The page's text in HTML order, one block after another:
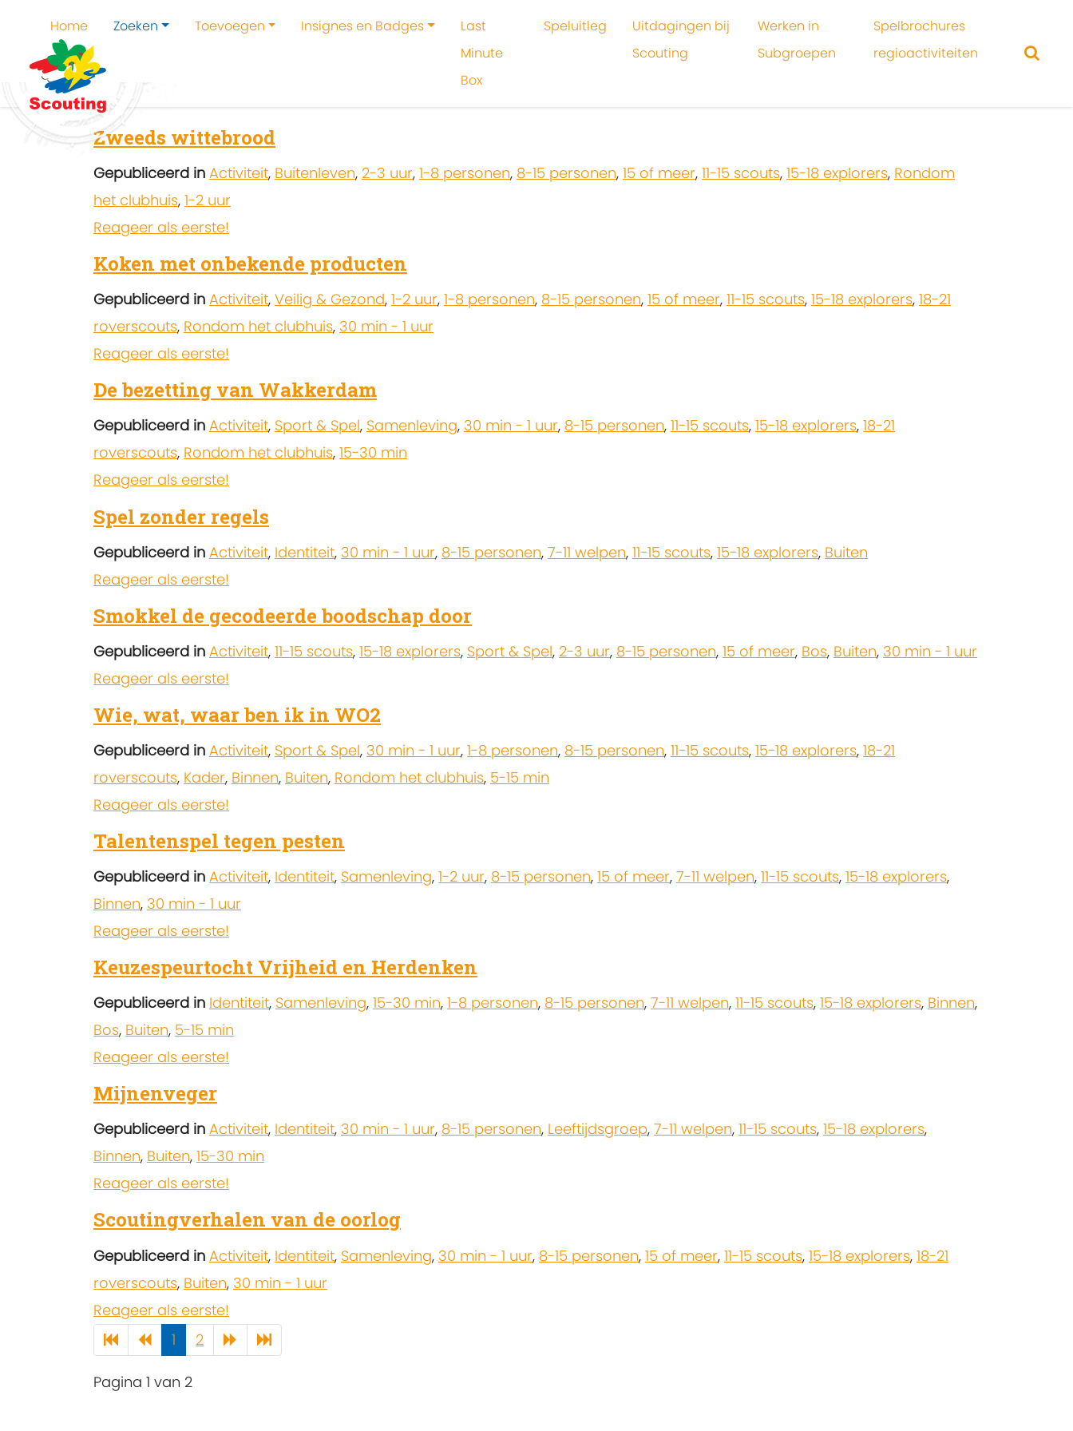
Home Zoeken Toevoegen Insignes en Badges
Last
Minute
Box
Speluitleg
Uitdagingen bij
Scouting
Werken in
Subgroepen
Spelbrochures
regioactiviteiten
Home Janneke Bruins
Zweeds wittebrood
Gepubliceerd in Activiteit, Buitenleven, 2-3 uur, 1-8 personen, 8-15 personen, 15 of meer, 11-15 scouts, 15-18 explorers, Rondom
het clubhuis, 1-2 uur
Reageer als eerste!
Koken met onbekende producten
Gepubliceerd in Activiteit, Veilig & Gezond, 1-2 uur, 1-8 personen, 8-15 personen, 15 of meer, 11-15 scouts, 15-18 explorers, 18-21
roverscouts, Rondom het clubhuis, 30 min - 1 uur
Reageer als eerste!
De bezetting van Wakkerdam
Gepubliceerd in Activiteit, Sport & Spel, Samenleving, 30 min - 1 uur, 8-15 personen, 11-15 scouts, 15-18 explorers, 18-21
roverscouts, Rondom het clubhuis, 15-30 min
Reageer als eerste!
Spel zonder regels
Gepubliceerd in Activiteit, Identiteit, 30 min - 1 uur, 8-15 personen, 7-11 welpen, 11-15 scouts, 15-18 explorers, Buiten
Reageer als eerste!
Smokkel de gecodeerde boodschap door
Gepubliceerd in Activiteit, 11-15 scouts, 15-18 explorers, Sport & Spel, 2-3 uur, 8-15 personen, 15 of meer, Bos, Buiten, 30 min - 1 uur
Reageer als eerste!
Wie, wat, waar ben ik in WO2
Gepubliceerd in Activiteit, Sport & Spel, 30 min - 1 uur, 1-8 personen, 8-15 personen, 11-15 scouts, 15-18 explorers, 18-21
roverscouts, Kader, Binnen, Buiten, Rondom het clubhuis, 5-15 min
Reageer als eerste!
Talentenspel tegen pesten
Gepubliceerd in Activiteit, Identiteit, Samenleving, 1-2 uur, 8-15 personen, 15 of meer, 7-11 welpen, 11-15 scouts, 15-18 explorers,
Binnen, 30 min - 1 uur
Reageer als eerste!
Keuzespeurtocht Vrijheid en Herdenken
Gepubliceerd in Identiteit, Samenleving, 15-30 min, 1-8 personen, 8-15 personen, 7-11 welpen, 11-15 scouts, 15-18 explorers, Binnen,
Bos, Buiten, 5-15 min
Reageer als eerste!
Mijnenveger
Gepubliceerd in Activiteit, Identiteit, 30 min - 1 uur, 8-15 personen, Leeftijdsgroep, 7-11 welpen, 11-15 scouts, 15-18 explorers,
Binnen, Buiten, 15-30 min
Reageer als eerste!
Scoutingverhalen van de oorlog
Gepubliceerd in Activiteit, Identiteit, Samenleving, 30 min - 1 uur, 8-15 personen, 15 of meer, 11-15 scouts, 15-18 explorers, 18-21
roverscouts, Buiten, 30 min - 1 uur
Reageer als eerste!
1
2
Pagina 1 van 2